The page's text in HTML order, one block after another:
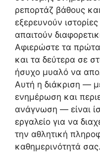
ρεπορτάζ βάθους
εξερευνούν
απαιτούν
Αφιερώστε τα
και τα δεύτερα σε
ήσυχο μυαλό να
Αυτή η διάκριση —
ενημέρωση και
ανάγνωση — είναι
εργαλείο για να
την αθλητική
καθημερινότητά σας.